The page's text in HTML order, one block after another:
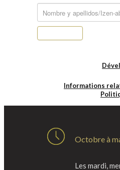
Informations
Octobre à
Les mardi,